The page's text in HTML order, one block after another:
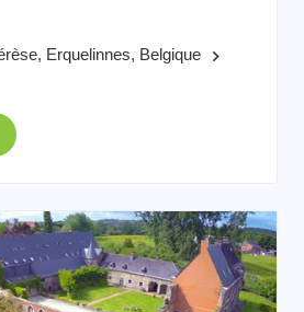
Erquelinnes, Belgique keyboard_arrow_right